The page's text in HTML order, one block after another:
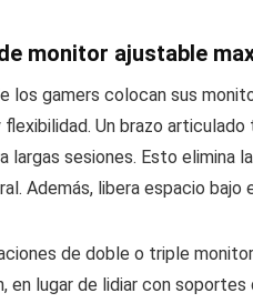
monitor ajustable
los gamers colocan sus
Un brazo
largas sesiones. Esto elimina
Además, libera espacio bajo
de doble o triple
en lugar de lidiar con